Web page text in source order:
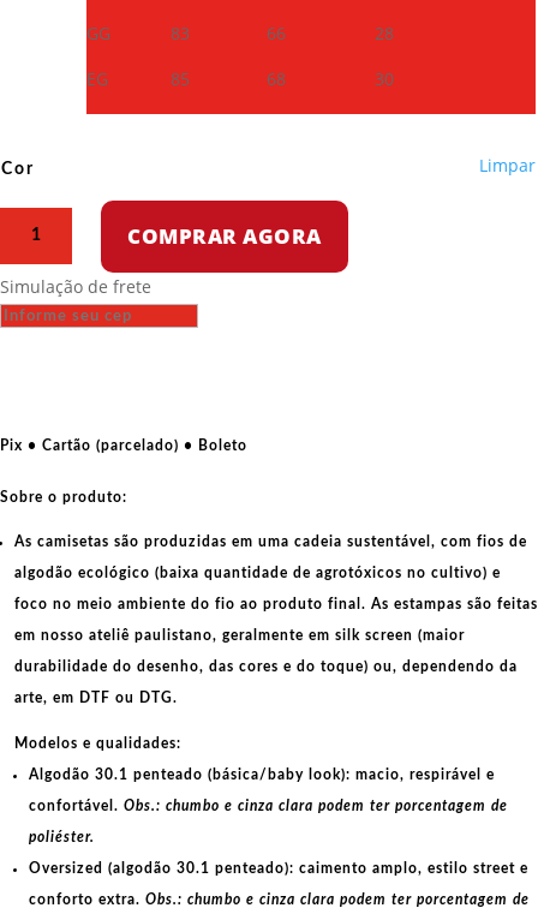
GG
83 66
28
EG
85 68 30
Cor Limpar
Vidas
Palestinas
quantidade
COMPRAR AGORA
Simulação de frete
Pix • Cartão (parcelado) • Boleto
Sobre o produto:
As camisetas são produzidas em uma cadeia sustentável, com fios de
algodão ecológico (baixa quantidade de agrotóxicos no cultivo) e
foco no meio ambiente do fio ao produto final. As estampas são feitas
em nosso ateliê paulistano, geralmente em silk screen (maior
durabilidade do desenho, das cores e do toque) ou, dependendo da
arte, em DTF ou DTG.
Modelos e qualidades:
Algodão 30.1 penteado (básica/baby look): macio, respirável e
confortável. Obs.: chumbo e cinza clara podem ter porcentagem de
poliéster.
Oversized (algodão 30.1 penteado): caimento amplo, estilo street e
conforto extra. Obs.: chumbo e cinza clara podem ter porcentagem de